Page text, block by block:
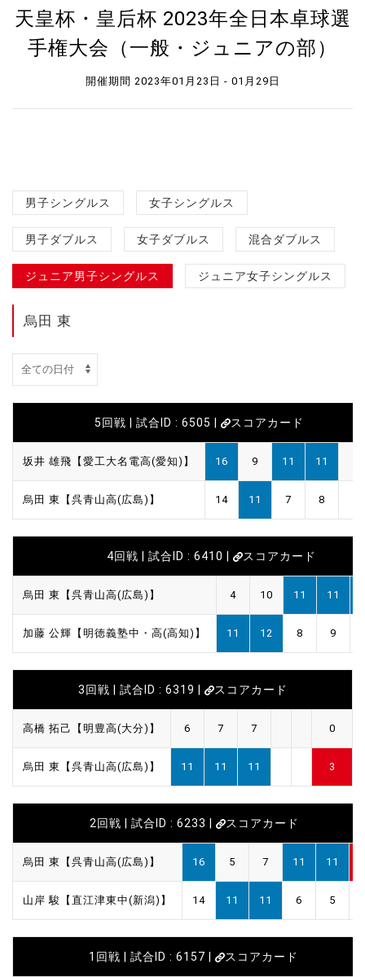
天皇杯・皇后杯 2023年全日本卓球選
手権大会（一般・ジュニアの部）
開催期間 2023年01月23日 - 01月29日
男子シングルス 女子シングルス
男子ダブルス 女子ダブルス 混合ダブルス
ジュニア男子シングルス ジュニア女子シングルス
烏田 東
5回戦 | 試合ID : 6505 | スコアカード
坂井 雄飛【愛工大名電高(愛知)】 16 9 11 11
烏田 東【呉青山高(広島)】 14 11 7 8
4回戦 | 試合ID : 6410 | スコアカード
烏田 東【呉青山高(広島)】 4 10 11 11
加藤 公輝【明徳義塾中・高(高知)】 11 12 8 9
3回戦 | 試合ID : 6319 | スコアカード
高橋 拓己【明豊高(大分)】 6 7 7 0
烏田 東【呉青山高(広島)】 11 11 11 3
2回戦 | 試合ID : 6233 | スコアカード
烏田 東【呉青山高(広島)】 16 5 7 11 11
山岸 駿【直江津東中(新潟)】 14 11 11 6 5
1回戦 | 試合ID : 6157 | スコアカード